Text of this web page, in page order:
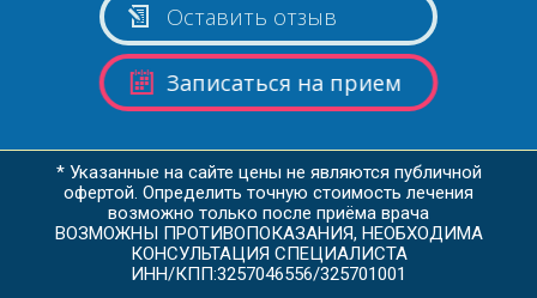
Оставить отзыв
Записаться на прием
* Указанные на сайте цены не являются публичной
офертой. Определить точную стоимость лечения
возможно только после приёма врача
ВОЗМОЖНЫ ПРОТИВОПОКАЗАНИЯ, НЕОБХОДИМА
КОНСУЛЬТАЦИЯ СПЕЦИАЛИСТА
ИНН/КПП:3257046556/325701001